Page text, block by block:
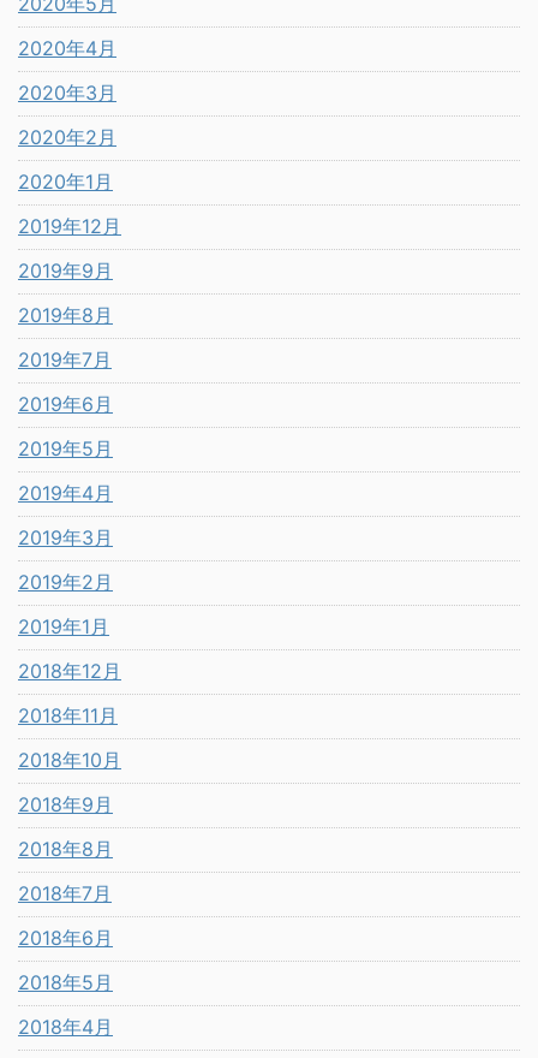
2020年4月
2020年3月
2020年2月
2020年1月
2019年12月
2019年9月
2019年8月
2019年7月
2019年6月
2019年5月
2019年4月
2019年3月
2019年2月
2019年1月
2018年12月
2018年11月
2018年10月
2018年9月
2018年8月
2018年7月
2018年6月
2018年5月
2018年4月